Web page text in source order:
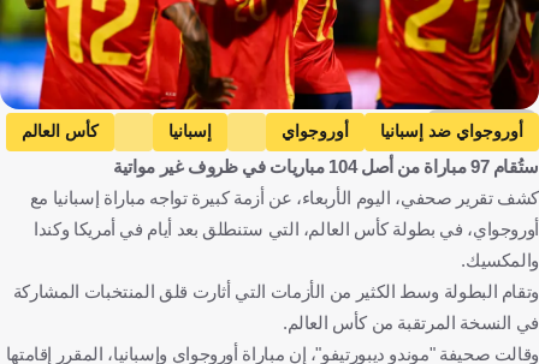
Getty Images
أوروجواي ضد إسبانيا أوروجواي إسبانيا
كأس العالم
إسبانيا ضد السعودية
السعودية أورغواي
إسبانيا
المكسيك
المملكة العربية السعودية الولايات المتحدة كرة قدم
ستُقام 97 مباراة من أصل 104 مباريات في ظروف غير مواتية
كشف تقرير صحفي، اليوم الأربعاء، عن أزمة كبيرة تواجه مباراة إسبانيا مع
أوروجواي، في بطولة كأس العالم، التي ستنطلق بعد أيام في أمريكا وكندا
والمكسيك.
وتقام البطولة وسط الكثير من الأزمات التي أثارت قلق المنتخبات المشاركة
في النسخة المرتقبة من كأس العالم.
وقالت صحيفة "موندو ديبورتيفو"، إن مباراة أوروجواي وإسبانيا، المقرر إقامتها